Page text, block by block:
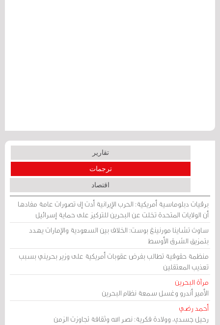
تقارير
ترجمات
اقتصاد
برقيات دبلوماسية أمريكية: الحرب الإيرانية أدت إلى تصورات عامة مفادها
أن الولايات المتحدة تخلت عن البحرين للتركيز على حماية إسرائيل
ساوث تشاينا مورنينغ بوست: الخلاف بين السعودية والإمارات يهدد
بتمزيق الشرق الأوسط
منظمة حقوقية تطالب بفرض عقوبات أمريكية على وزير بحريني بسبب
تعذيب المعتقلين
مرآة البحرين
الأمير أندرو وغسل سمعة نظام البحرين
أحمد رضي
رحيل جسدي، وولادة فكرية: نصر الله وثقافة تجاوزت الزمن